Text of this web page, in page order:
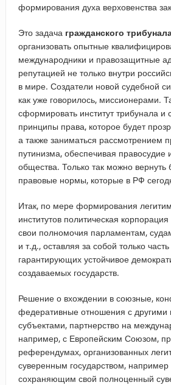
формирования духа верховенства
Это задача гражданского
организовать опытные
международники и правозащитные
репутацией не только внутри
в мире. Создатели новой судебной
как уже говорилось, миссионерами.
сформировать институт трибунала и
принципы права, которое будет
а также заниматься рассмотрением
путинизма, обеспечивая
общества. Только так можно вернуть
правовые нормы, которые в РФ
Итак, по мере формирования
институтов политическая
свои полномочия парламентам,
и т.д., оставляя за собой только
гарантирующих устойчивое
создаваемых государств.
Решение о вхождении в союзные,
федеративные отношения с другими
субъектами, партнерство на
например, с Европейским Союзом,
референдумах, организованных
суверенным государством, например
сохраняющим свой полноценный